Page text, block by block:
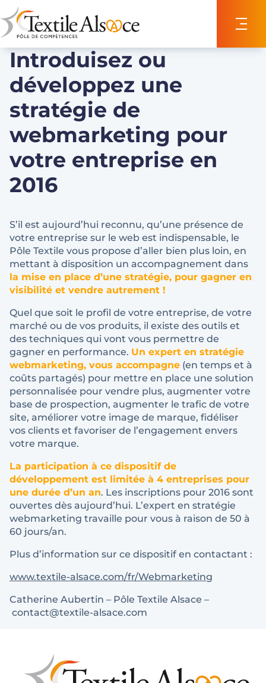
Introduisez ou
développez une
stratégie de
webmarketing pour
votre entreprise en
2016
S’il est aujourd’hui reconnu, qu’une présence de
votre entreprise sur le web est indispensable, le
Pôle Textile vous propose d’aller bien plus loin, en
mettant à disposition un accompagnement dans
la mise en place d’une stratégie, pour gagner en
visibilité et vendre autrement !
Quel que soit le profil de votre entreprise, de votre
marché ou de vos produits, il existe des outils et
des techniques qui vont vous permettre de
gagner en performance. Un expert en stratégie
webmarketing, vous accompagne (en temps et à
coûts partagés) pour mettre en place une solution
personnalisée pour vendre plus, augmenter votre
base de prospection, augmenter le trafic de votre
site, améliorer votre image de marque, fidéliser
vos clients et favoriser de l’engagement envers
votre marque.
La participation à ce dispositif de
développement est limitée à 4 entreprises pour
une durée d’un an. Les inscriptions pour 2016 sont
ouvertes dès aujourd’hui. L’expert en stratégie
webmarketing travaille pour vous à raison de 50 à
60 jours/an.
Plus d’information sur ce dispositif en contactant :
www.textile-alsace.com/fr/Webmarketing
Catherine Aubertin – Pôle Textile Alsace –
contact@textile-alsace.com
Panneau de gestion des cookies